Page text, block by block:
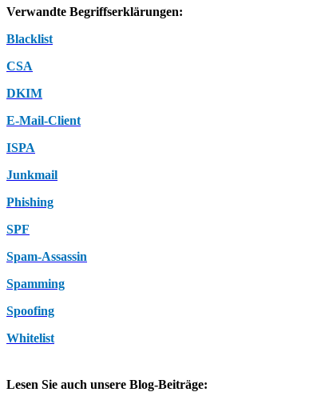
Verwandte Begriffserklärungen:
Blacklist
CSA
DKIM
E-Mail-Client
ISPA
Junkmail
Phishing
SPF
Spam-Assassin
Spamming
Spoofing
Whitelist
Lesen Sie auch unsere Blog-Beiträge: